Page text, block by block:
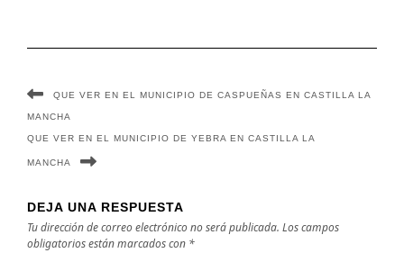
QUE VER EN EL MUNICIPIO DE CASPUEÑAS EN CASTILLA LA
MANCHA
QUE VER EN EL MUNICIPIO DE YEBRA EN CASTILLA LA
MANCHA
DEJA UNA RESPUESTA
Tu dirección de correo electrónico no será publicada. Los campos
obligatorios están marcados con *